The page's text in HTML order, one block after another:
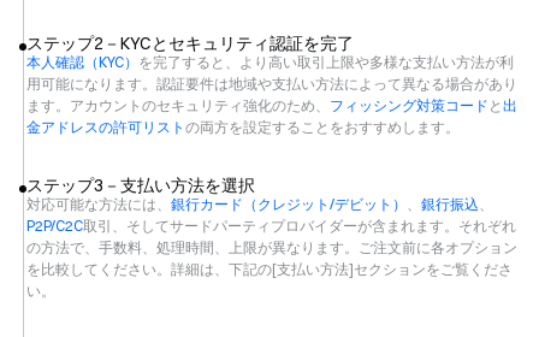
ステップ2－KYCとセキュリティ認証を完了
本人確認（KYC） を完了すると、より高い取引上限や多様な支払い方法が利
用可能になります。認証要件は地域や支払い方法によって異なる場合があり
ます。アカウントのセキュリティ強化のため、 フィッシング対策コード と 出
金アドレスの許可リスト の両方を設定することをおすすめします。
ステップ3－支払い方法を選択
対応可能な方法には、 銀行カード（クレジット/デビット） 、 銀行振込、
P2P/C2C取引、そしてサードパーティプロバイダーが含まれます。それぞれ
の方法で、手数料、処理時間、上限が異なります。ご注文前に各オプション
を比較してください。詳細は、下記の[支払い方法]セクションをご覧くださ
い。